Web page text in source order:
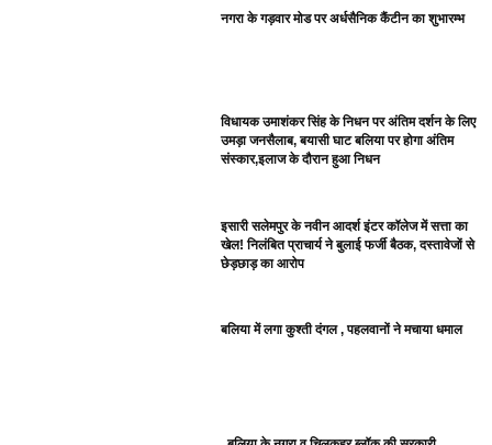
नगरा के गड़वार मोड पर अर्धसैनिक कैंटीन का शुभारम्भ
विधायक उमाशंकर सिंह के निधन पर अंतिम दर्शन के लिए
उमड़ा जनसैलाब, बयासी घाट बलिया पर होगा अंतिम
संस्कार,इलाज के दौरान हुआ निधन
इसारी सलेमपुर के नवीन आदर्श इंटर कॉलेज में सत्ता का
खेल! निलंबित प्राचार्य ने बुलाई फर्जी बैठक, दस्तावेजों से
छेड़छाड़ का आरोप
बलिया में लगा कुश्ती दंगल , पहलवानों ने मचाया धमाल